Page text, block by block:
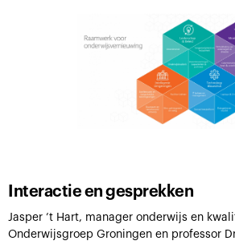
Interactie en gesprekken
Jasper ’t Hart, manager onderwijs en
Onderwijsgroep Groningen en professor